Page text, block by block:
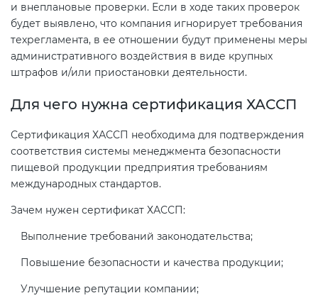
и внеплановые проверки. Если в ходе таких проверок
будет выявлено, что компания игнорирует требования
техрегламента, в ее отношении будут применены меры
административного воздействия в виде крупных
штрафов и/или приостановки деятельности.
Для чего нужна сертификация ХАССП
Сертификация ХАССП необходима для подтверждения
соответствия системы менеджмента безопасности
пищевой продукции предприятия требованиям
международных стандартов.
Зачем нужен сертификат ХАССП:
Выполнение требований законодательства;
Повышение безопасности и качества продукции;
Улучшение репутации компании;
Сертификация средств
индивидуальной защиты (ТР ТС
019)
регламенты